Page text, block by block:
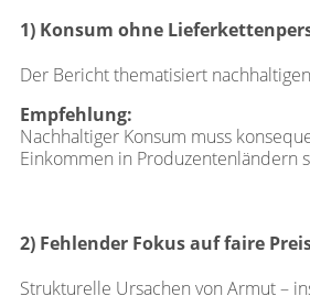
1) Konsum ohne
Der Bericht thematisiert
Empfehlung:
Nachhaltiger Konsum muss
Einkommen in Produzentenländern
2) Fehlender Fokus auf faire
Strukturelle Ursachen von Armut –